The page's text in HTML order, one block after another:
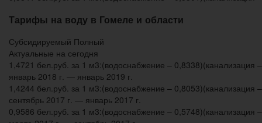
Тарифы на воду в Гомеле и области
Субсидируемый Полный
Актуальные на сегодня
1,4721 бел.руб. за 1 м3:(водоснабжение – 0,8338)(канализация
январь 2018 г. — январь 2019 г.
1,4244 бел.руб. за 1 м3:(водоснабжение – 0,8053)(канализация
сентябрь 2017 г. — январь 2017 г.
0,9586 бел.руб. за 1 м3:(водоснабжение – 0,5748)(канализация